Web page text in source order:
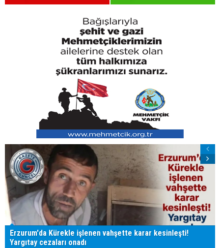
Erzurum'da Kürekle işlenen vahşette karar kesinleşti!
Yargıtay cezaları onadı